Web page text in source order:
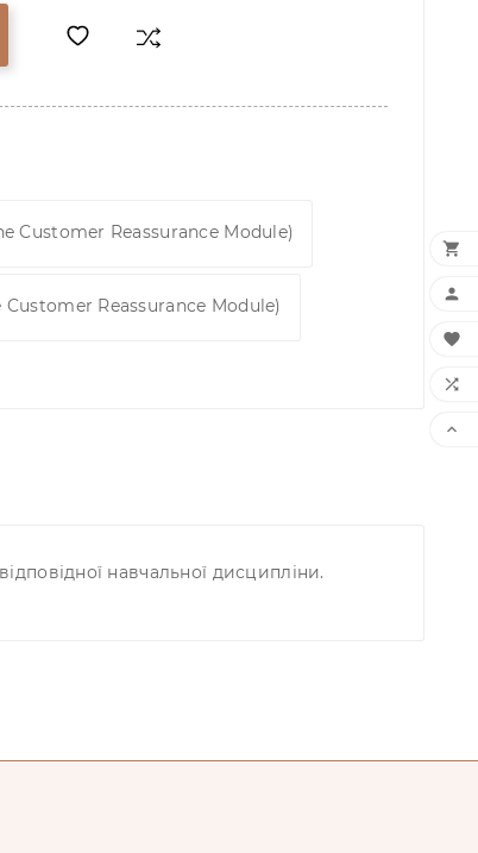
Customer Reassurance Module)
Reassurance Module)
навчальної дисципліни.




